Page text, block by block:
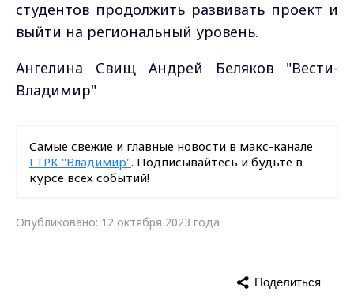
студентов продолжить развивать проект и
выйти на региональный уровень.
Ангелина Свищ Андрей Беляков "Вести-
Владимир"
Самые свежие и главные новости в макс-канале
ГТРК "Владимир". Подписывайтесь и будьте в
курсе всех событий!
Опубликовано: 12 октября 2023 года
Поделиться